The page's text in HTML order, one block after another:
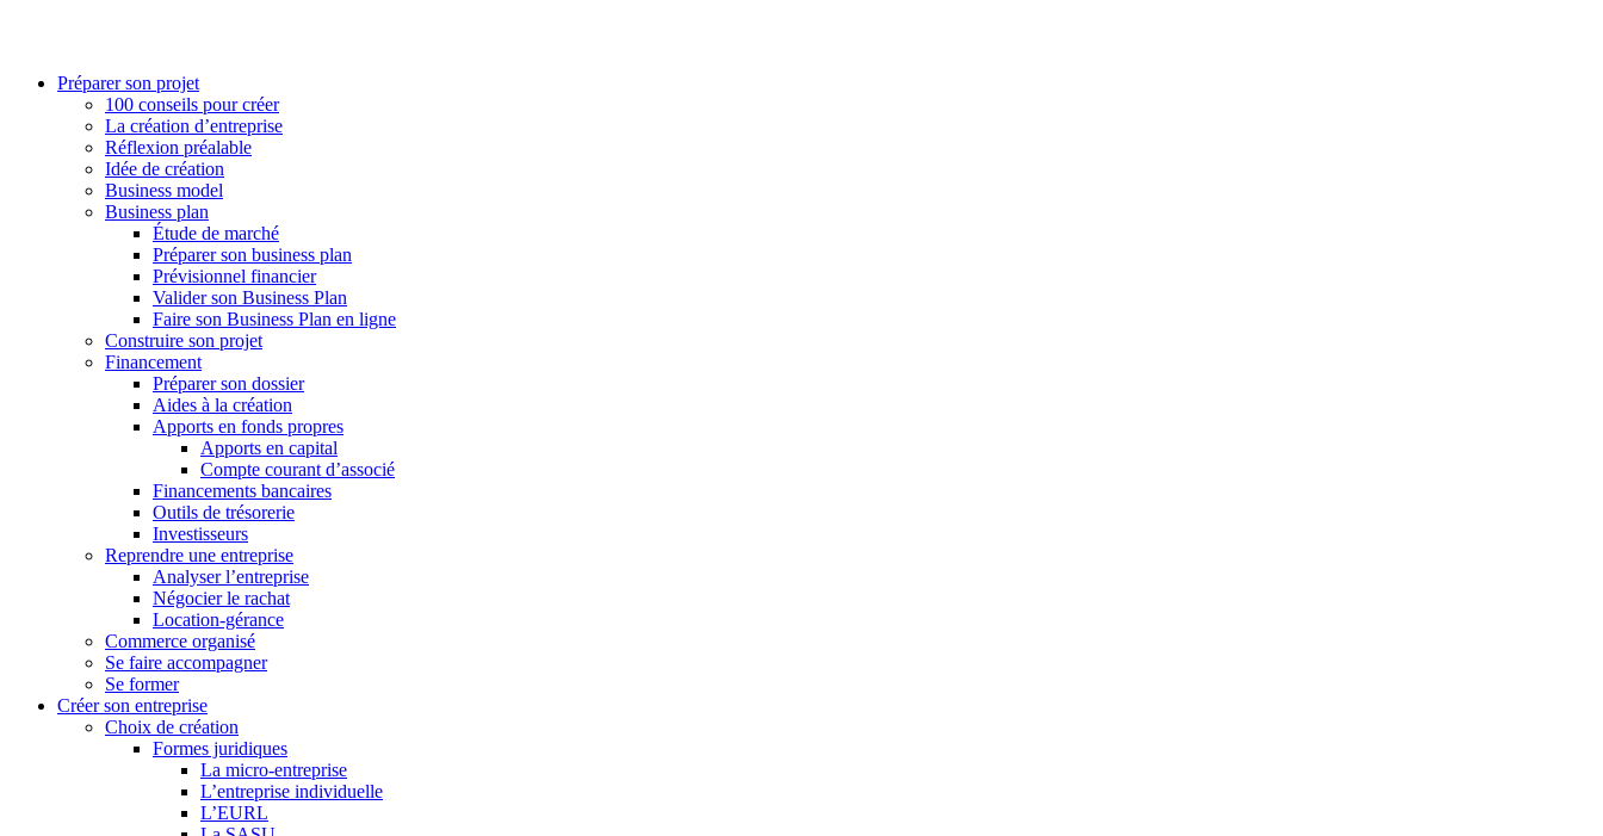
Préparer son projet
100 conseils pour créer
La création d’entreprise
Réflexion préalable
Idée de création
Business model
Business plan
Étude de marché
Préparer son business plan
Prévisionnel financier
Valider son Business Plan
Faire son Business Plan en ligne
Construire son projet
Financement
Préparer son dossier
Aides à la création
Apports en fonds propres
Apports en capital
Compte courant d’associé
Financements bancaires
Outils de trésorerie
Investisseurs
Reprendre une entreprise
Analyser l’entreprise
Négocier le rachat
Location-gérance
Commerce organisé
Se faire accompagner
Se former
Créer son entreprise
Choix de création
Formes juridiques
La micro-entreprise
L’entreprise individuelle
L’EURL